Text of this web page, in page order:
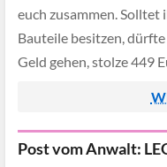
euch zusammen. Solltet
Bauteile besitzen,
Geld gehen, stolze 449
Post vom Anwalt: